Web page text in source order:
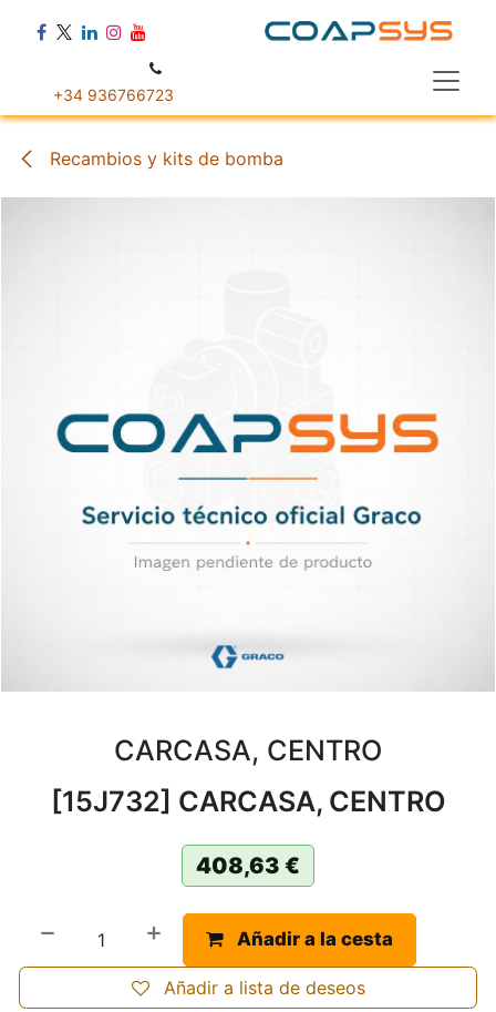
+34 936766723
Recambios y kits de bomba
CARCASA, CENTRO
[15J732] CARCASA, CENTRO
408,63 €
Añadir a la cesta
Añadir a lista de deseos